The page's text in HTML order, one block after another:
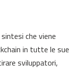
che viene
in tutte le sue
sviluppatori,